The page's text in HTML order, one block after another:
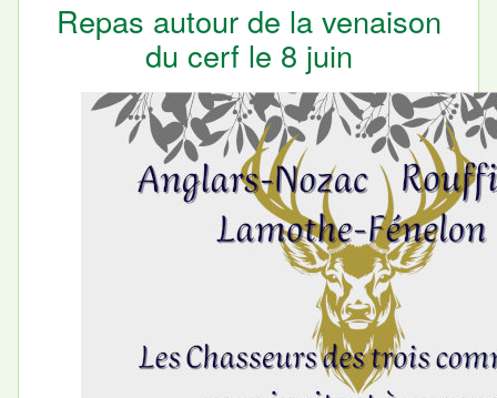
Repas autour de la venaison
du cerf le 8 juin